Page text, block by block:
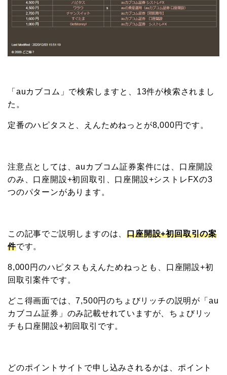
「auカブコム」で検索しますと、13件が検索されまし
た。
定番のハピタスと、えんためねっとが8,000円です。
注意点としては、auカブコム証券案件には、口座開設
のみ、口座開設+初回取引、口座開設+シストレFXの3
つのパターンがあります。
この記事でご説明しますのは、口座開設+初回取引の案
件です。
8,000円のハピタスもえんためねっとも、口座開設+初
回取引案件です。
どこ得画面では、7,500円のちょびリッチの説明が「au
カブコム証券」のみ記載せれていますが、ちょびリッ
チも口座開設+初回取引です。
どのポイントサイトで申し込みされるかは、ポイント